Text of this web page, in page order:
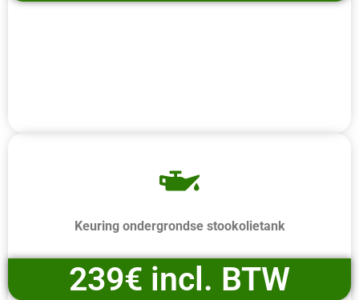
Keuring ondergrondse stookolietank
239€ incl. BTW